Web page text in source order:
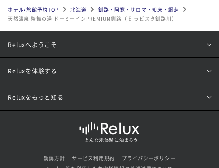
ホテル•旅館予約TOP 北海道
釧路・阿寒・サロマ・知床・網走
天然温泉 幣舞の湯 ドーミーインPREMIUM釧路（旧 ラビスタ釧路川）
Reluxへようこそ
Reluxを体験する
Reluxをもっと知る
勧誘方針 サービス利用規約
プライバシーポリシー